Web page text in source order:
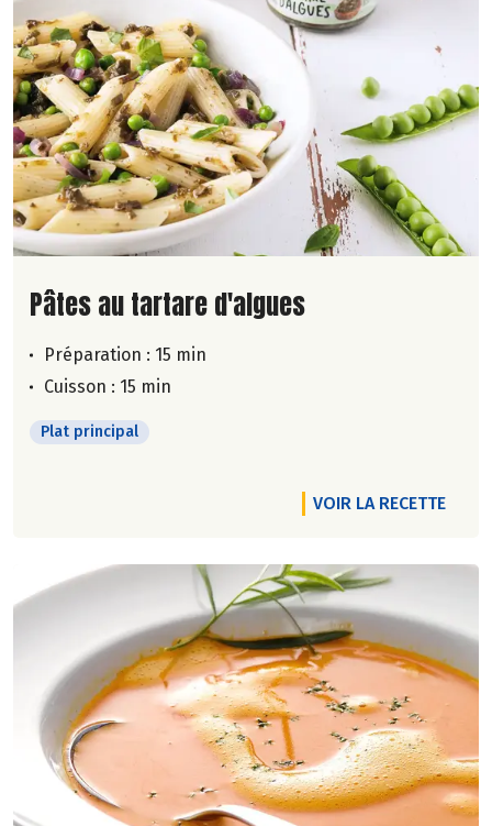
Lire la suite de la recette
Pâtes au tartare d'algues
Préparation : 15 min
Cuisson : 15 min
Plat principal
VOIR LA RECETTE